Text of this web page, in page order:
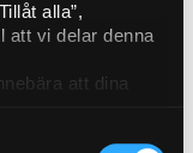
alla”,
att vi delar denna
att dina
– det är en